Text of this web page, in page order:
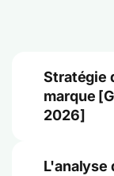
Stratégie
marque
2026]
L'analyse